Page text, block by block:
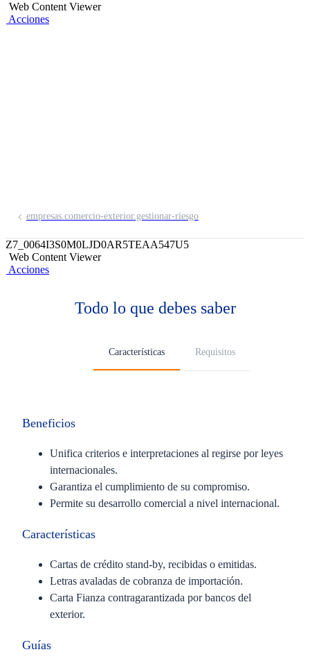
Web Content Viewer
Acciones
empresas.comercio-exterior.gestionar-riesgo
Z7_0064I3S0M0LJD0AR5TEAA547U5
Web Content Viewer
Acciones
Todo lo que debes saber
Características Requisitos
Beneficios
Unifica criterios e interpretaciones al regirse por leyes
internacionales.
Garantiza el cumplimiento de su compromiso.
Permite su desarrollo comercial a nivel internacional.
Características
Cartas de crédito stand-by, recibidas o emitidas.
Letras avaladas de cobranza de importación.
Carta Fianza contragarantizada por bancos del
exterior.
Guías